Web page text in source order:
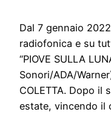
Dal 7 gennaio
radiofonica e su
“PIOVE SULLA
Sonori/ADA/
COLETTA. Dopo il
estate, vincendo il